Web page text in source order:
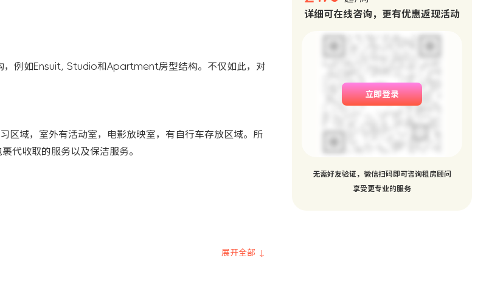
例如Ensuit, Studio和Apartment房型结构。不仅如此，对
区域，室外有活动室，电影放映室，有自行车存放区域。所
代收取的服务以及保洁服务。
展开全部 ↓
详细可在线咨询，更有优惠返现活动
立即登录
无需好友验证，微信扫码即可咨询租房顾问
享受更专业的服务